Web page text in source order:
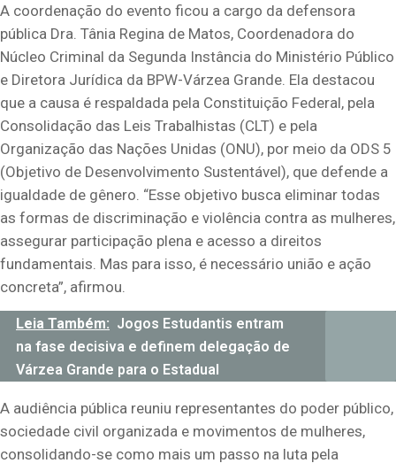
A coordenação do evento ficou a cargo da defensora
pública Dra. Tânia Regina de Matos, Coordenadora do
Núcleo Criminal da Segunda Instância do Ministério Público
e Diretora Jurídica da BPW-Várzea Grande. Ela destacou
que a causa é respaldada pela Constituição Federal, pela
Consolidação das Leis Trabalhistas (CLT) e pela
Organização das Nações Unidas (ONU), por meio da ODS 5
(Objetivo de Desenvolvimento Sustentável), que defende a
igualdade de gênero. “Esse objetivo busca eliminar todas
as formas de discriminação e violência contra as mulheres,
assegurar participação plena e acesso a direitos
fundamentais. Mas para isso, é necessário união e ação
concreta”, afirmou.
Leia Também: Jogos Estudantis entram
na fase decisiva e definem delegação de
Várzea Grande para o Estadual
A audiência pública reuniu representantes do poder público,
sociedade civil organizada e movimentos de mulheres,
consolidando-se como mais um passo na luta pela